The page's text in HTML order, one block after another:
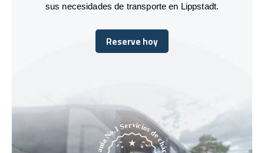
sus necesidades de transporte en Lippstadt.
Reserve hoy
Reserve hoy